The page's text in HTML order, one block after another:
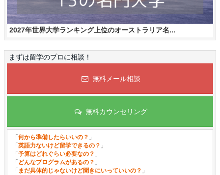
2027年世界大学ランキング上位のオーストラリア名...
まずは留学のプロに相談！
無料メール相談
無料カウンセリング
「 何から準備したらいいの？ 」
「 英語力ないけど留学できるの？ 」
「 予算はどれぐらい必要なの？ 」
「 どんなプログラムがあるの？ 」
「 まだ具体的じゃないけど聞きにいっていいの？ 」